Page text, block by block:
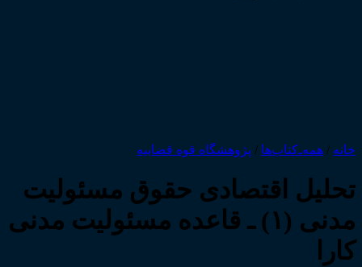
خانه / همه‌ـ‌کتاب‌ها / پژوهشگاه قوه قضاییه
تحلیل اقتصادی حقوق مسئولیت
مدنی (۱) ـ قاعده مسئولیت مدنی
کارا